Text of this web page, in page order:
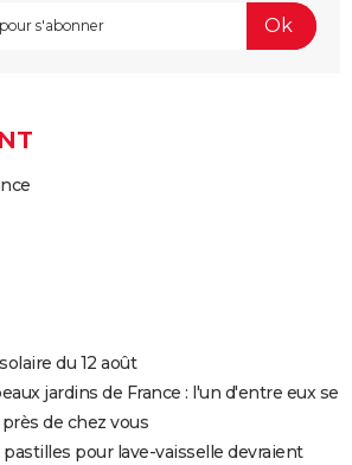
du 12 août
jardins de France : l'un d'entre eux se
de chez vous
pour lave-vaisselle devraient